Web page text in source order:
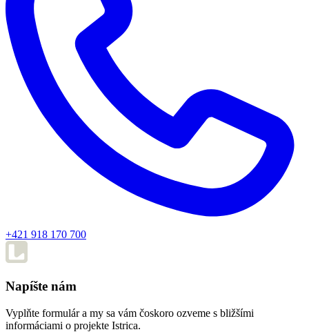
+421 918 170 700
Napíšte nám
Vyplňte formulár a my sa vám čoskoro ozveme s bližšími
informáciami o projekte Istrica.